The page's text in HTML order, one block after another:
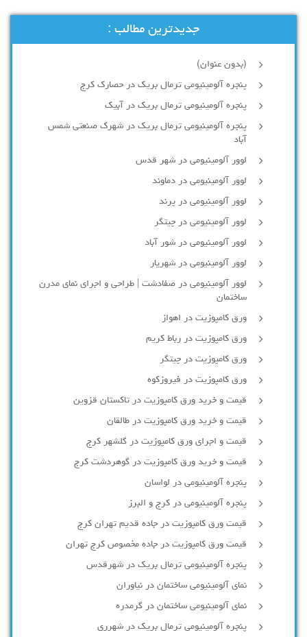
جدیدترین مطالب :
(بدون عنوان)
پنجره آلومینیومی ترمال بریک در حصارک کرج
پنجره آلومینیومی ترمال بریک در آبیک
پنجره آلومینیومی ترمال بریک در شهرک صنعتی شمس
آباد
لوور آلومینیومی در شهر قدس
لوور آلومینیومی در دماوند
لوور آلومینیومی در پرند
لوور آلومینیومی در چیتگر
لوور آلومینیومی در شور آباد
لوور آلومينيومي در شهريار
لوور آلومینیومی در صفادشت | طراحی و اجرای نمای مدرن
ساختمان
ورق کامپوزیت در اهواز
ورق کامپوزیت در رباط کریم
ورق کامپوزیت در چیتگر
ورق کامپوزیت در فیروزکوه
قیمت و خرید ورق کامپوزیت در تاکستان قزوین
قیمت و خرید ورق کامپوزیت در طالقان
قیمت و اجرای ورق کامپوزیت در گلشهر کرج
قیمت و خرید ورق کامپوزیت در گوهردشت کرج
پنجره آلومینیومی در لواسان
پنجره آلومینیومی در کرج و البرز
قیمت ورق کامپوزیت در جاده قدیم تهران کرج
قیمت ورق کامپوزیت در جاده مخصوص کرج تهران
پنجره آلومینیومی ترمال بریک در شهرقدس
نمای آلومینیومی ساختمان در نیاوران
نمای آلومینیومی ساختمان در گرمدره
پنجره آلومینیومی ترمال بریک در شهرری